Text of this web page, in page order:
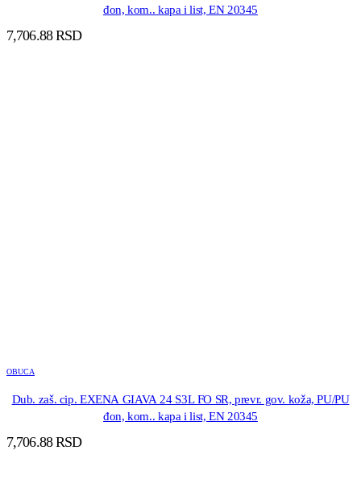
đon, kom.. kapa i list, EN 20345
7,706.88RSD
OBUCA
Dub. zaš. cip. EXENA GIAVA 24 S3L FO SR, prevr. gov. koža, PU/PU
đon, kom.. kapa i list, EN 20345
7,706.88RSD